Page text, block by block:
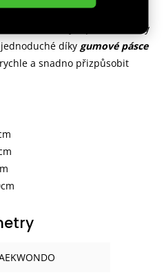
je helma speciálně tvarovaná
což umožňuje sportovci volný
díky gumové pásce
a snadno přizpůsobit